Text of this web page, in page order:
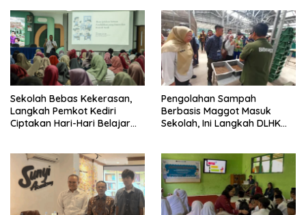
Sekolah Bebas Kekerasan,
Langkah Pemkot Kediri
Ciptakan Hari-Hari Belajar
Pengolahan Sampah
Berbasis Maggot Masuk
Sekolah, Ini Langkah DLHK